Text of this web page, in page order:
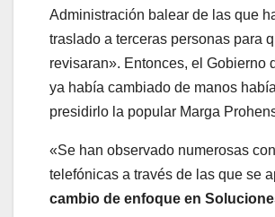
Administración balear de las que
traslado a terceras personas para
revisaran». Entonces, el Gobierno
ya había cambiado de manos
presidirlo la popular Marga
«Se han observado numerosas
telefónicas a través de las que se
cambio de enfoque en